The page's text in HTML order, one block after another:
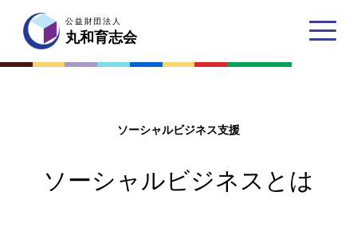
公益財団法人
丸和育志会
公益財団法人
丸和育志会
ソーシャルビジネス支援
ソーシャルビジネスとは